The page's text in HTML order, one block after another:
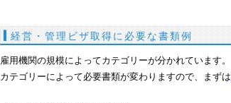
経営・管理ビザ取得に必要な書類例
雇用機関の規模によってカテゴリーが分かれています。
カテゴリーによって必要書類が変わりますので、まずは